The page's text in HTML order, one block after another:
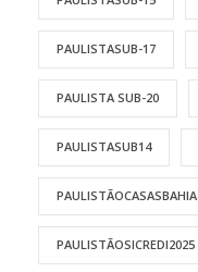
PAULISTASUB-17
PAULISTA SUB-20
PAULISTASUB14
PAULISTÃOCASASBAHIA
PAULISTÃOSICREDI2025